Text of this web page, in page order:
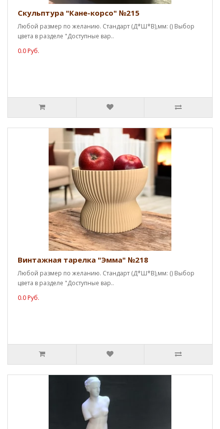
Скульптура "Кане-корсо" №215
Любой размер по желанию. Стандарт (Д*Ш*В),мм: () Выбор
цвета в разделе "Доступные вар..
0.0 Руб.
Винтажная тарелка "Эмма" №218
Любой размер по желанию. Стандарт (Д*Ш*В),мм: () Выбор
цвета в разделе "Доступные вар..
0.0 Руб.